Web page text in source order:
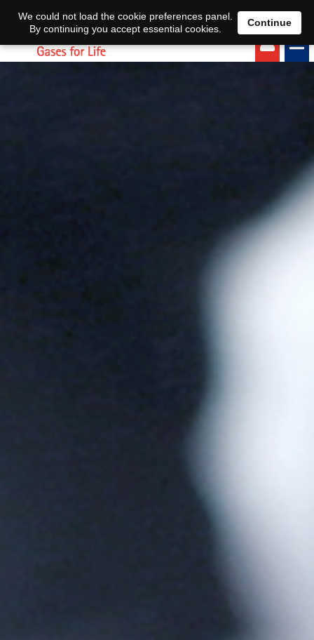
EN DE
We could not load the cookie preferences panel.
By continuing you accept essential cookies.
Continue